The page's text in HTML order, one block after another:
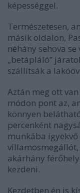
képességgel.
Természetesen,
másik oldalon,
néhány sehova
„betápláló”
szállítsák a
Aztán meg ott
módon pont az,
könnyen
percenként
munkába
villamosmegállót,
akárhány
kezdeni.
Kezdetben én is